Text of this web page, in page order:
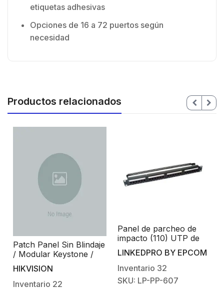
etiquetas adhesivas
Opciones de 16 a 72 puertos según
necesidad
Productos relacionados
Patch Panel Sin Blindaje
/ Modular Keystone /
Sin Jack / 24 Puertos /
1 Unidad De Rack
HIKVISION
Inventario 22
Panel de parcheo de
impacto (110) UTP de
24 puertos Cat6, 19in,
con barra para
organizar cable
LINKEDPRO BY EPCOM
Inventario 32
SKU: LP-PP-607